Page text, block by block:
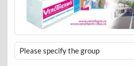
Please specify the group